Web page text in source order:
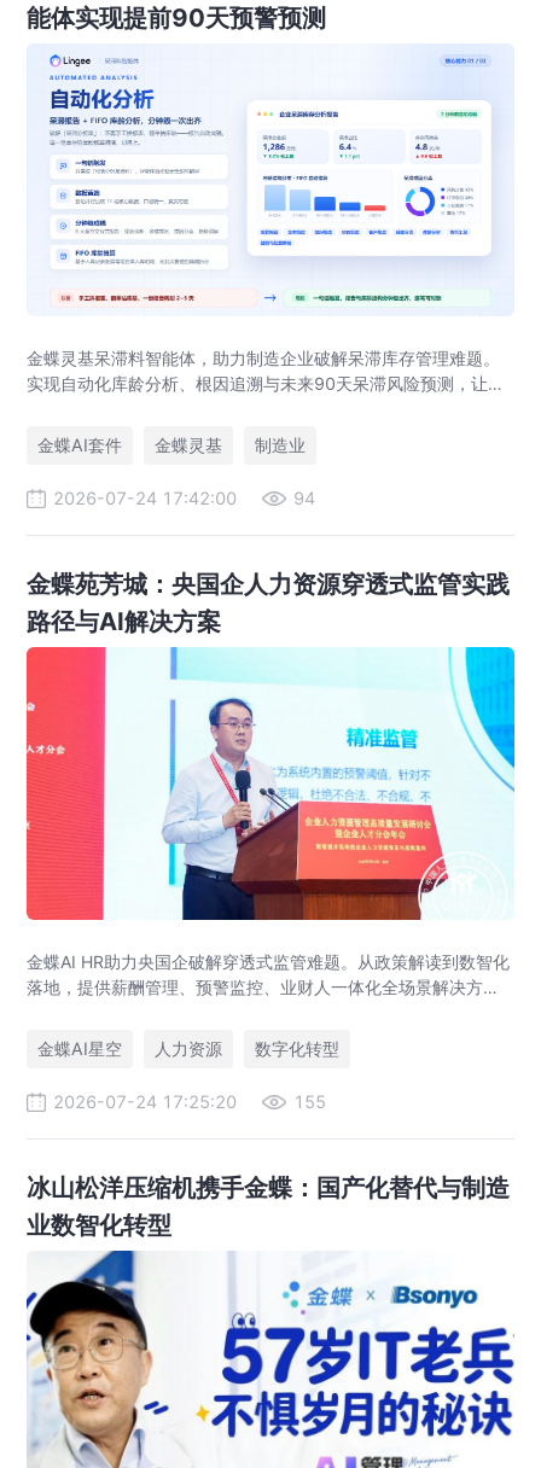
能体实现提前90天预警预测
金蝶灵基呆滞料智能体，助力制造企业破解呆滞库存管理难题。
实现自动化库龄分析、根因追溯与未来90天呆滞风险预测，让库
金蝶AI套件
金蝶灵基 制造业
2026-07-24 17:42:00 94
金蝶苑芳城：央国企人力资源穿透式监管实践
路径与AI解决方案
金蝶AI HR助力央国企破解穿透式监管难题。从政策解读到数智化
落地，提供薪酬管理、预警监控、业财人一体化全场景解决方
金蝶AI星空
人力资源 数字化转型
2026-07-24 17:25:20 155
冰山松洋压缩机携手金蝶：国产化替代与制造
业数智化转型